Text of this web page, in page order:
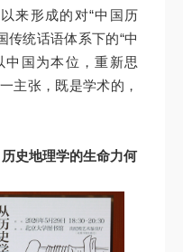
来形成的对“中国历
传统话语体系下的“中
中国为本位，重新思
主张，既是学术的，
史地理学的生命力何